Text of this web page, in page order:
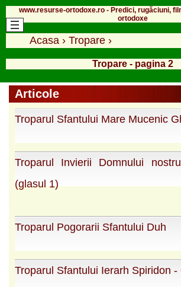
www.resurse-ortodoxe.ro - Predici, rugăciuni,
ortodoxe
Acasa › Tropare ›
Tropare - pagina 2
Articole
Troparul Sfantului Mare Mucenic
Troparul Invierii Domnului
(glasul 1)
Troparul Pogorarii Sfantului Duh
Troparul Sfantului Ierarh Spiridon -